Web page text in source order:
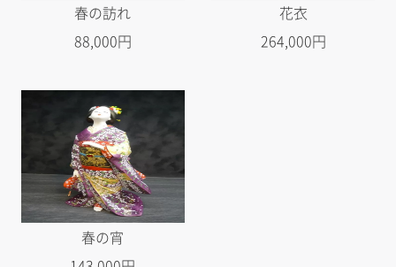
春の訪れ
88,000円
花衣
264,000円
春の宵